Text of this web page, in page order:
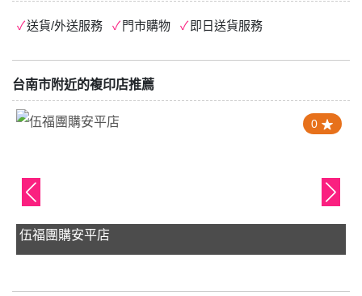
送貨/外送服務 門市購物 即日送貨服務
台南市附近的複印店推薦
4.8
親子廚房手工坊